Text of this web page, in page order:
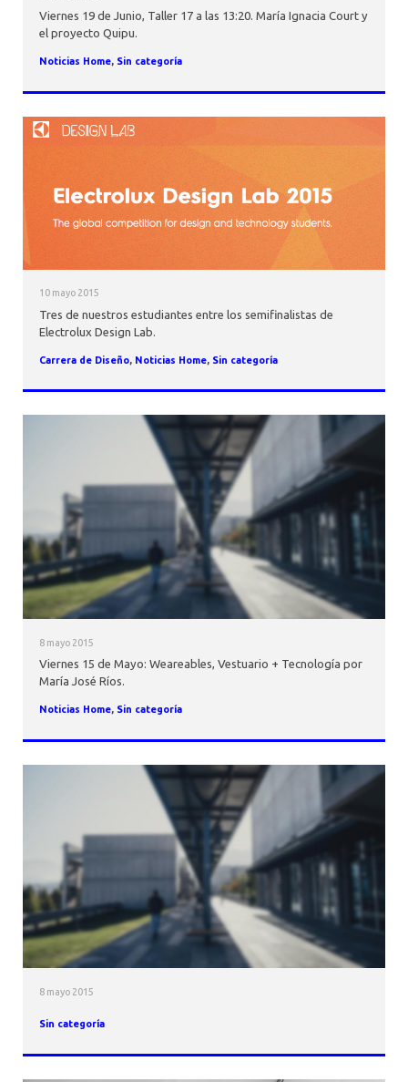
Viernes 19 de Junio, Taller 17 a las 13:20. María Ignacia Court y
el proyecto Quipu.
Noticias Home, Sin categoría
10 mayo 2015
Tres de nuestros estudiantes entre los semifinalistas de
Electrolux Design Lab.
Carrera de Diseño, Noticias Home, Sin categoría
8 mayo 2015
Viernes 15 de Mayo: Weareables, Vestuario + Tecnología por
María José Ríos.
Noticias Home, Sin categoría
8 mayo 2015
Sin categoría